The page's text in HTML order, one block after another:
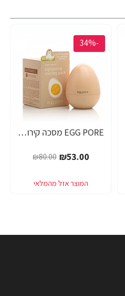
-34%
EGG PORE מסכה קירור לכיווץ נקבוביות 30 גרם - מבית Tony Moly
₪53.00
₪80.00